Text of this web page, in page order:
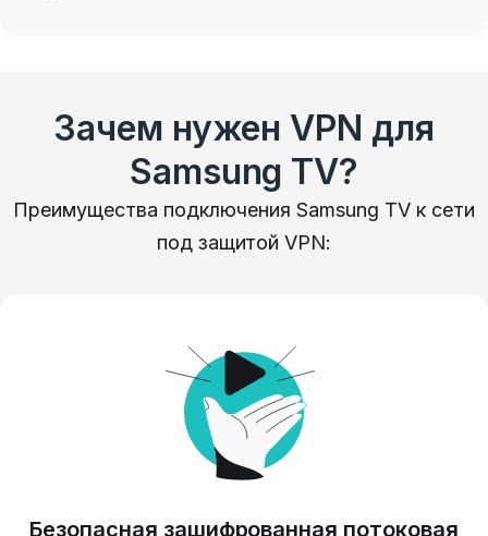
Зачем нужен VPN для
Samsung TV?
Преимущества подключения Samsung TV к сети
под защитой VPN:
Безопасная зашифрованная потоковая